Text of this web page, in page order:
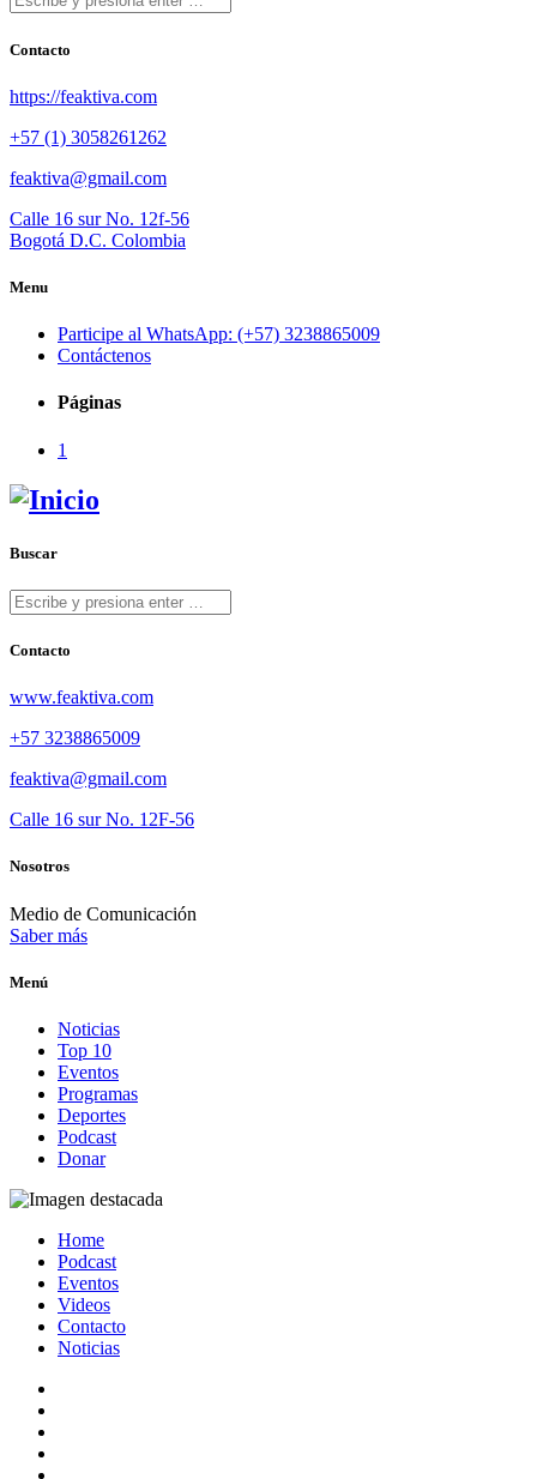
Contacto
https://feaktiva.com
+57 (1) 3058261262
feaktiva@gmail.com
Calle 16 sur No. 12f-56
Bogotá D.C. Colombia
Menu
Participe al WhatsApp: (+57) 3238865009
Contáctenos
Páginas
1
Buscar
Contacto
www.feaktiva.com
+57 3238865009
feaktiva@gmail.com
Calle 16 sur No. 12F-56
Nosotros
Medio de Comunicación
Saber más
Menú
Noticias
Top 10
Eventos
Programas
Deportes
Podcast
Donar
Home
Podcast
Eventos
Videos
Contacto
Noticias